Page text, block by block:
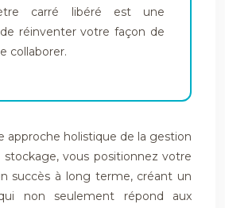
carré libéré est une
réinventer votre façon de
collaborer.
approche holistique de la gestion
stockage, vous positionnez votre
succès à long terme, créant un
non seulement répond aux